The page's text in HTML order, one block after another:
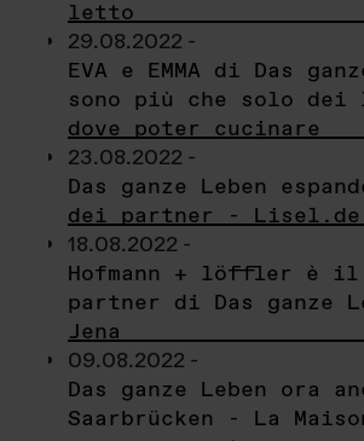
letto
29.08.2022 -
EVA e EMMA di Das
sono più che solo dei
dove poter cucinare
23.08.2022 -
Das ganze Leben
dei partner - Lisel.de
18.08.2022 -
Hofmann + löffler è il
partner di Das ganze
Jena
09.08.2022 -
Das ganze Leben ora
Saarbrücken - La